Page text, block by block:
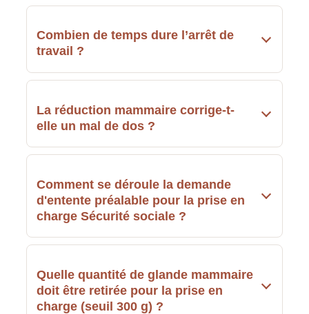
Combien de temps dure l’arrêt de
travail ?
La réduction mammaire corrige-t-
elle un mal de dos ?
Comment se déroule la demande
d'entente préalable pour la prise en
charge Sécurité sociale ?
Quelle quantité de glande mammaire
doit être retirée pour la prise en
charge (seuil 300 g) ?